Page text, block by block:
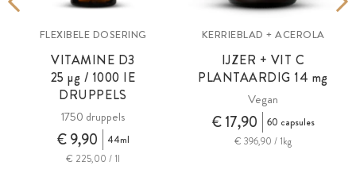
FLEXIBELE DOSERING
VITAMINE D3
25µg / 1000 IE
DRUPPELS
1750 druppels
€ 9,90
44ml
€ 225,00 / 1l
KERRIEBLAD + ACEROLA
IJZER + VIT C
PLANTAARDIG 14 mg
Vegan
€ 17,90
60 capsules
€ 396,90 / 1kg